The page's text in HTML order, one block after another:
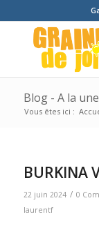
Blog - A la une
Vous êtes ici :
BURKINA
22 juin 2024 / 0
laurentf